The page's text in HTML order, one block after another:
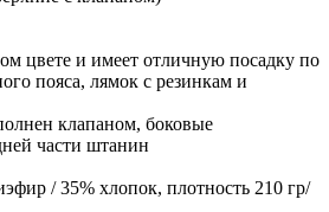
цвете и имеет отличную посадку по
пояса, лямок с резинкам и
клапаном, боковые
части штанин
/ 35% хлопок, плотность 210 гр/